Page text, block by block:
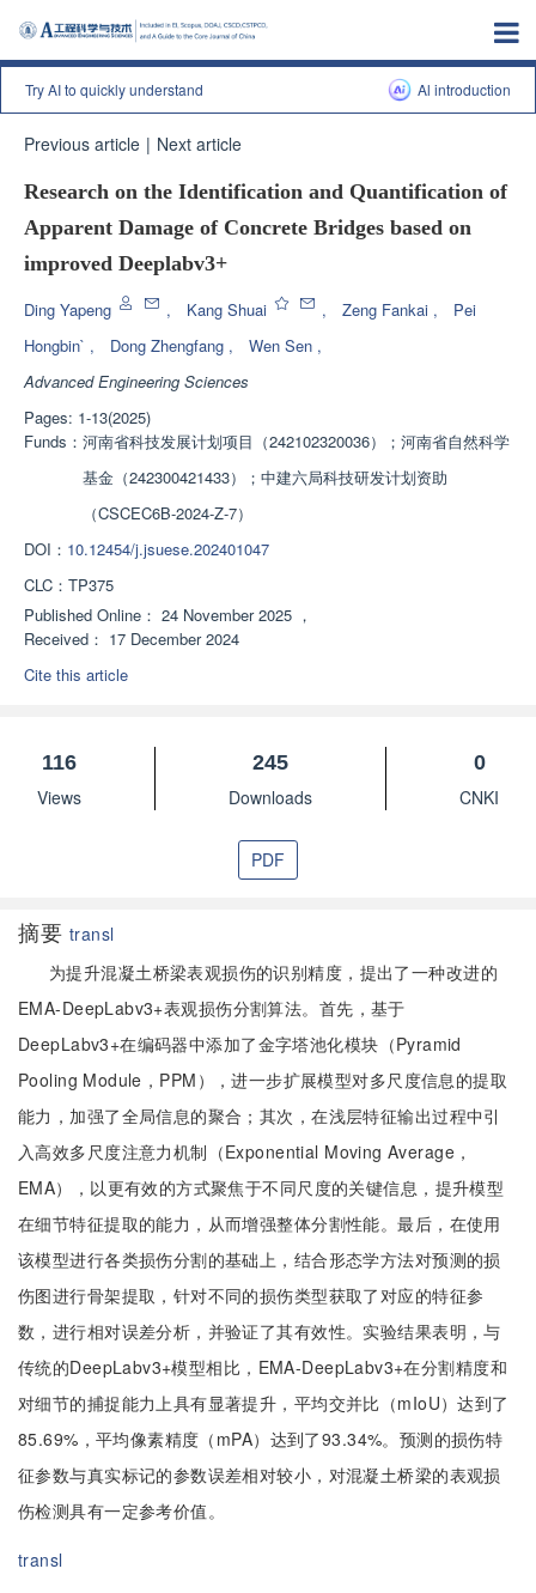
Try AI to quickly understand Al introduction
Previous article | Next article
Research on the Identification and Quantification of
Apparent Damage of Concrete Bridges based on
improved Deeplabv3+
Ding Yapeng , Kang Shuai , Zeng Fankai ,
Pei
Hongbin` , Dong Zhengfang , Wen Sen ,
Advanced Engineering Sciences
Pages: 1-13(2025)
Funds： 河南省科技发展计划项目（242102320036）；河南省自然科学
基金（242300421433）；中建六局科技研发计划资助
（CSCEC6B-2024-Z-7）
DOI： 10.12454/j.jsuese.202401047
CLC： TP375
Published Online： 24 November 2025 ，
Received： 17 December 2024
Cite this article
116
Views
245
Downloads
0
CNKI
PDF
摘要 transl
为提升混凝土桥梁表观损伤的识别精度，提出了一种改进的
EMA-DeepLabv3+表观损伤分割算法。首先，基于
DeepLabv3+在编码器中添加了金字塔池化模块（Pyramid
Pooling Module，PPM），进一步扩展模型对多尺度信息的提取
能力，加强了全局信息的聚合；其次，在浅层特征输出过程中引
入高效多尺度注意力机制（Exponential Moving Average，
EMA），以更有效的方式聚焦于不同尺度的关键信息，提升模型
在细节特征提取的能力，从而增强整体分割性能。最后，在使用
该模型进行各类损伤分割的基础上，结合形态学方法对预测的损
伤图进行骨架提取，针对不同的损伤类型获取了对应的特征参
数，进行相对误差分析，并验证了其有效性。实验结果表明，与
传统的DeepLabv3+模型相比，EMA-DeepLabv3+在分割精度和
对细节的捕捉能力上具有显著提升，平均交并比（mIoU）达到了
85.69%，平均像素精度（mPA）达到了93.34%。预测的损伤特
征参数与真实标记的参数误差相对较小，对混凝土桥梁的表观损
伤检测具有一定参考价值。
transl